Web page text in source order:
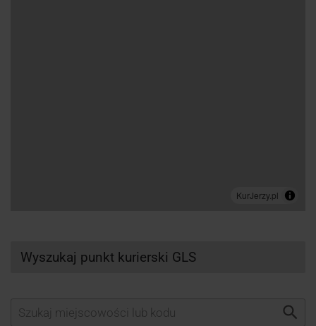
Wyszukaj punkt kurierski GLS